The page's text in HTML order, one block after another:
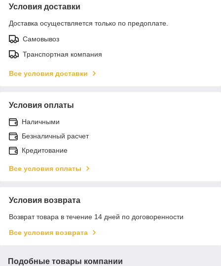
Условия доставки
Доставка осуществляется только по предоплате.
Самовывоз
Транспортная компания
Все условия доставки
Условия оплаты
Наличными
Безналичный расчет
Кредитование
Все условия оплаты
Условия возврата
Возврат товара в течение 14 дней по договоренности
Все условия возврата
Подобные товары компании